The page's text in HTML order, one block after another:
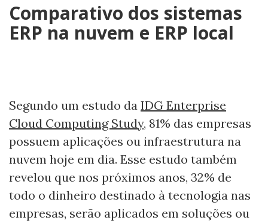
Comparativo dos sistemas
ERP na nuvem e ERP local
Segundo um estudo da IDG Enterprise
Cloud Computing Study, 81% das empresas
possuem aplicações ou infraestrutura na
nuvem hoje em dia. Esse estudo também
revelou que nos próximos anos, 32% de
todo o dinheiro destinado à tecnologia nas
empresas, serão aplicados em soluções ou